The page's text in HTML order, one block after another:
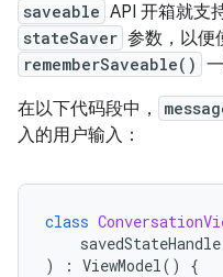
saveable API 开箱就支
stateSaver 参数，以便
rememberSaveable()
在以下代码段中，
入的用户输入：
class
savedStateHandle
)
: ViewModel() {